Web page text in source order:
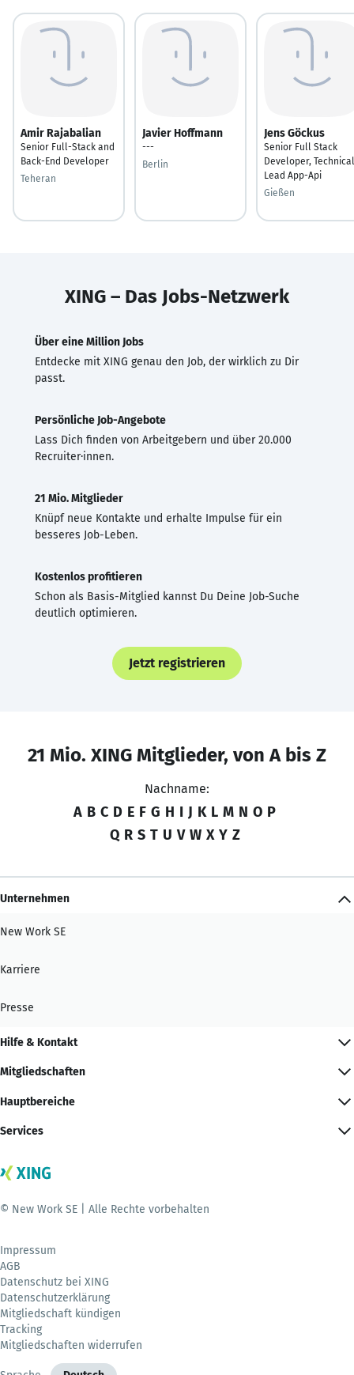
Amir Rajabalian
Senior Full-Stack and
Back-End Developer
Teheran
Javier Hoffmann
---
Berlin
Jens Göckus
Senior Full Stack
Developer, Technical
Lead App-Api
Gießen
XING – Das Jobs-Netzwerk
Über eine Million Jobs
Entdecke mit XING genau den Job, der wirklich zu Dir
passt.
Persönliche Job-Angebote
Lass Dich finden von Arbeitgebern und über 20.000
Recruiter·innen.
21 Mio. Mitglieder
Knüpf neue Kontakte und erhalte Impulse für ein
besseres Job-Leben.
Kostenlos profitieren
Schon als Basis-Mitglied kannst Du Deine Job-Suche
deutlich optimieren.
Jetzt registrieren
21 Mio. XING Mitglieder, von A bis Z
Nachname:
A B C D E F G H I J K L M N O P
Q R S T U V W X Y Z
Unternehmen
New Work SE
Karriere
Presse
Hilfe & Kontakt
Mitgliedschaften
Hauptbereiche
Services
© New Work SE | Alle Rechte vorbehalten
Impressum
AGB
Datenschutz bei XING
Datenschutzerklärung
Mitgliedschaft kündigen
Tracking
Mitgliedschaften widerrufen